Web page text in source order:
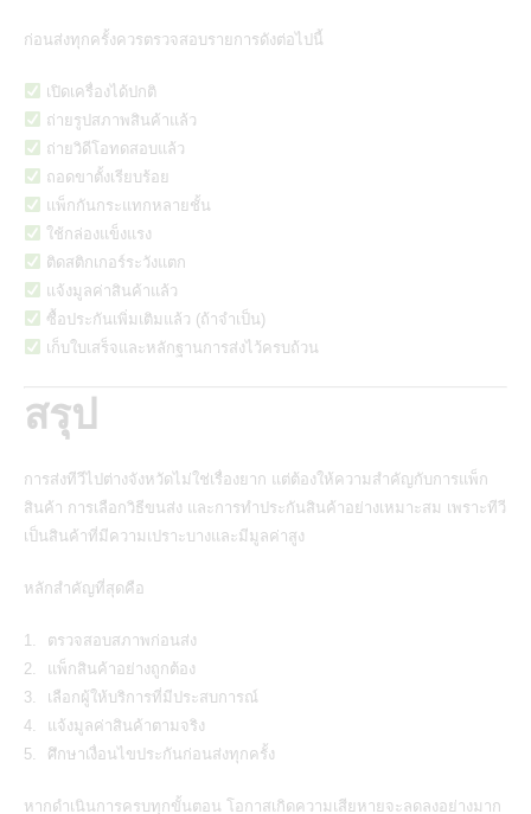
ก่อนส่งทุกครั้งควรตรวจสอบรายการดังต่อไปนี้
เปิดเครื่องได้ปกติ
ถ่ายรูปสภาพสินค้าแล้ว
ถ่ายวิดีโอทดสอบแล้ว
ถอดขาตั้งเรียบร้อย
แพ็กกันกระแทกหลายชั้น
ใช้กล่องแข็งแรง
ติดสติกเกอร์ระวังแตก
แจ้งมูลค่าสินค้าแล้ว
ซื้อประกันเพิ่มเติมแล้ว (ถ้าจำเป็น)
เก็บใบเสร็จและหลักฐานการส่งไว้ครบถ้วน
สรุป
การส่งทีวีไปต่างจังหวัดไม่ใช่เรื่องยาก แต่ต้องให้ความสำคัญกับการแพ็ก
สินค้า การเลือกวิธีขนส่ง และการทำประกันสินค้าอย่างเหมาะสม เพราะทีวี
เป็นสินค้าที่มีความเปราะบางและมีมูลค่าสูง
หลักสำคัญที่สุดคือ
ตรวจสอบสภาพก่อนส่ง
แพ็กสินค้าอย่างถูกต้อง
เลือกผู้ให้บริการที่มีประสบการณ์
แจ้งมูลค่าสินค้าตามจริง
ศึกษาเงื่อนไขประกันก่อนส่งทุกครั้ง
หากดำเนินการครบทุกขั้นตอน โอกาสเกิดความเสียหายจะลดลงอย่างมาก